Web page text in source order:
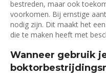
bestreden, maar ook
voorkomen. Bij ernstige
nodig zijn. Dit maakt het
die te maken heeft met
Wanneer gebruik